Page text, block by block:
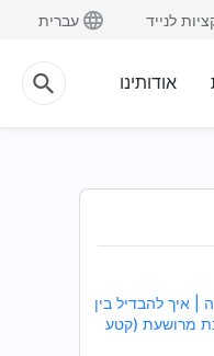
לנייד עברית
אודותינו
| האופן שבו
| רק דבר האל יכול
(קטע נבחר מסרט)
| איך להבדיל בין
מרושעת (קטע